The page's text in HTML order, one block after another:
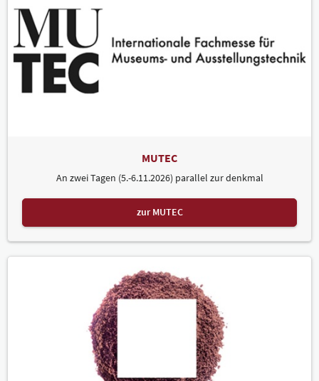
MUTEC
An zwei Tagen (5.-6.11.2026) parallel zur denkmal
zur MUTEC